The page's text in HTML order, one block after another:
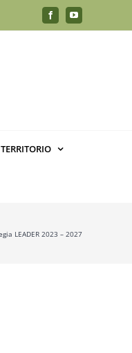
FacebookYouTube
LEADER 2023 – 2027